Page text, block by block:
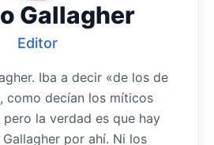
Gallagher
Editor
Iba a decir «de los de
como decían los míticos
pero la verdad es que hay
por ahí. Ni los